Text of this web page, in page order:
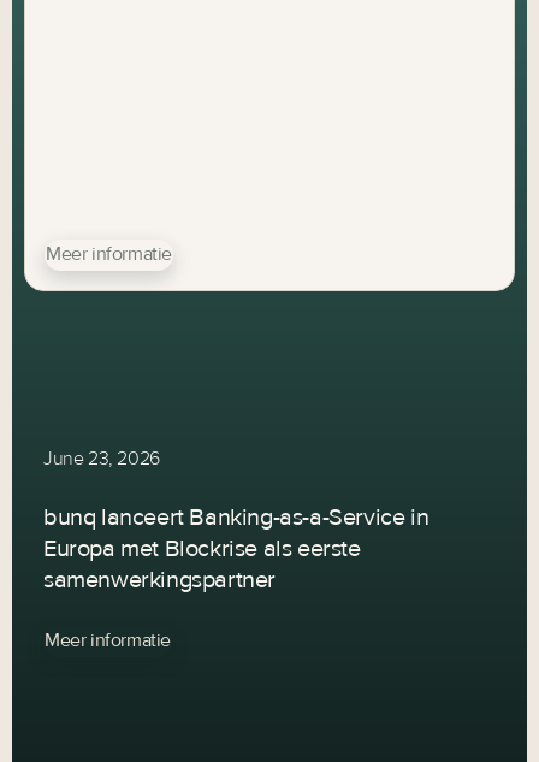
Meer informatie
June 23, 2026
bunq lanceert Banking-as-a-Service in
Europa met Blockrise als eerste
samenwerkingspartner
Meer informatie